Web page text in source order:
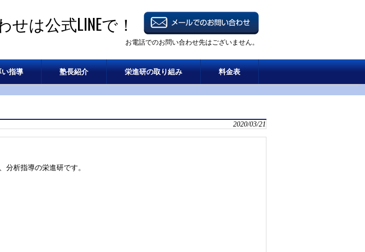
せは公式LINEで！
お電話でのお問い合わせ先はございません。
い指導 塾長紹介 栄進研の取り組み 料金表
2020/03/21
分析指導の栄進研です。